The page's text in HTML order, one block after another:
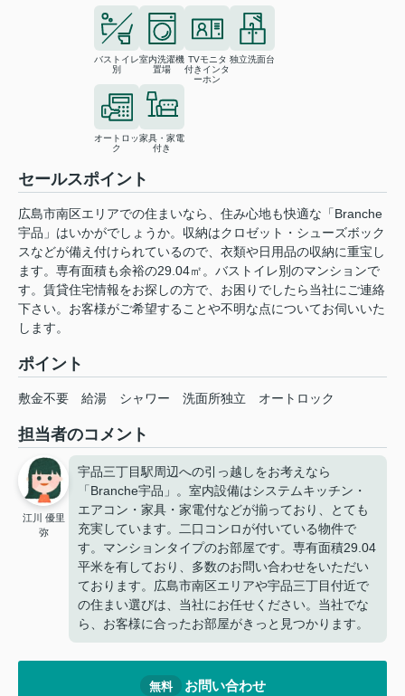
バストイレ
別
室内洗濯機
置場
TVモニタ
付きインタ
ーホン
独立洗面台
オートロッ
ク
家具・家電
付き
セールスポイント
広島市南区エリアでの住まいなら、住み心地も快適な「Branche
宇品」はいかがでしょうか。収納はクロゼット・シューズボック
スなどが備え付けられているので、衣類や日用品の収納に重宝し
ます。専有面積も余裕の29.04㎡。バストイレ別のマンションで
す。賃貸住宅情報をお探しの方で、お困りでしたら当社にご連絡
下さい。お客様がご希望することや不明な点についてお伺いいた
します。
ポイント
敷金不要 給湯 シャワー 洗面所独立 オートロック
担当者のコメント
江川 優里
弥
宇品三丁目駅周辺への引っ越しをお考えなら
「Branche宇品」。室内設備はシステムキッチン・
エアコン・家具・家電付などが揃っており、とても
充実しています。二口コンロが付いている物件で
す。マンションタイプのお部屋です。専有面積29.04
平米を有しており、多数のお問い合わせをいただい
ております。広島市南区エリアや宇品三丁目付近で
の住まい選びは、当社にお任せください。当社でな
ら、お客様に合ったお部屋がきっと見つかります。
無料 お問い合わせ